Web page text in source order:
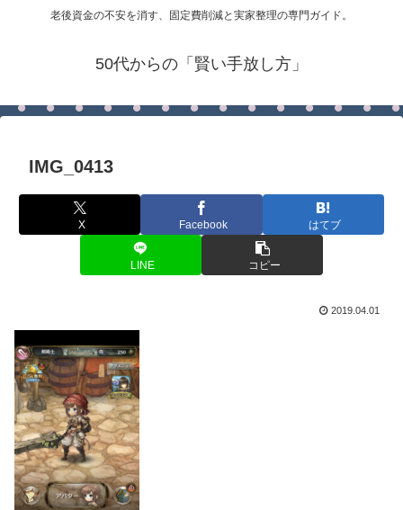
老後資金の不安を消す、固定費削減と実家整理の専門ガイド。
50代からの「賢い手放し方」
IMG_0413
X Facebook はてブ
LINE コピー
2019.04.01